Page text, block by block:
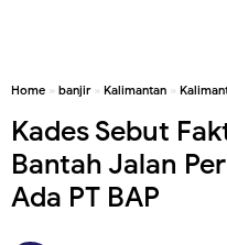
Home » banjir» Kalimantan »
Kades Sebut
Bantah Jalan
Ada PT BAP